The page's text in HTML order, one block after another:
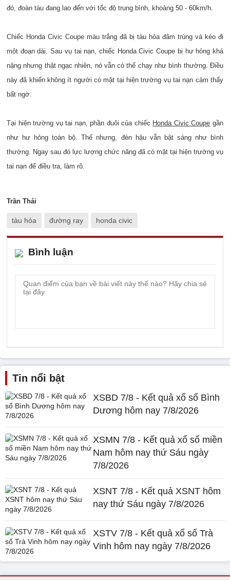
đó, đoàn tàu đang lao đến với tốc độ trung bình, khoảng 50 - 60km/h.
Chiếc Honda Civic Coupe màu trắng đã bị tàu hỏa đâm trúng và kéo đi
một đoạn dài. Sau vụ tai nạn, chiếc Honda Civic Coupe bị hư hỏng khá
nặng nhưng thật ngạc nhiên, nó vẫn có thể chạy như bình thường. Điều
này đã khiến không ít người có mặt tại hiện trường vụ tai nạn cảm thấy
bất ngờ.
Tại hiện trường vụ tai nạn, phần đuôi của chiếc Honda Civic Coupe gần
như hư hỏng toàn bộ. Thế nhưng, đèn hậu vẫn bật sáng như bình
thường. Ngay sau đó lực lượng chức năng đã có mặt tại hiện trường vụ
tai nạn để điều tra, làm rõ.
Trần Thái
tàu hỏa đường ray honda civic
Bình luận
Tin nổi bật
XSBD 7/8 - Kết quả xổ số Bình
Dương hôm nay 7/8/2026
XSMN 7/8 - Kết quả xổ số miền
Nam hôm nay thứ Sáu ngày
7/8/2026
XSNT 7/8 - Kết quả XSNT hôm
nay thứ Sáu ngày 7/8/2026
XSTV 7/8 - Kết quả xổ số Trà
Vinh hôm nay ngày 7/8/2026